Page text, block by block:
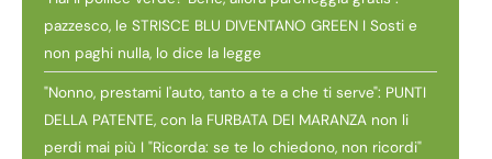
pazzesco, le STRISCE BLU DIVENTANO GREEN I Sosti e
non paghi nulla, lo dice la legge
"Nonno, prestami l'auto, tanto a te a che ti serve": PUNTI
DELLA PATENTE, con la FURBATA DEI MARANZA non li
perdi mai più I "Ricorda: se te lo chiedono, non ricordi"